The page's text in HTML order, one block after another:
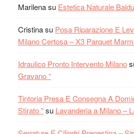
Marilenasu Estetica Naturale
Cristinasu Posa Riparazione E
Milano Certosa – X3 Parquet
Idraulico Pronto Intervento Milano
Gravano “
Tintoria Presa E Consegna A
Stirato "su Lavanderia a Milano –